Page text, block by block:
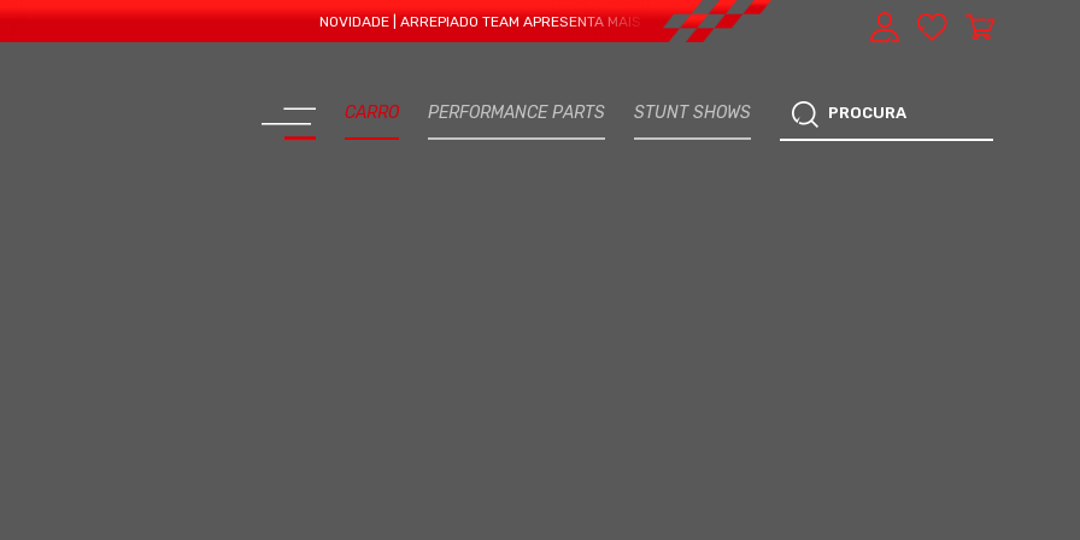
NOVIDADE | ARREPIADO TEAM APRESENTA MAIS UMA VERTENTE - EXPRESS CAR SERVICE, MANUTENÇÃO DO TEU
CARRO PERFORMANCE PARTS STUNT SHOWS